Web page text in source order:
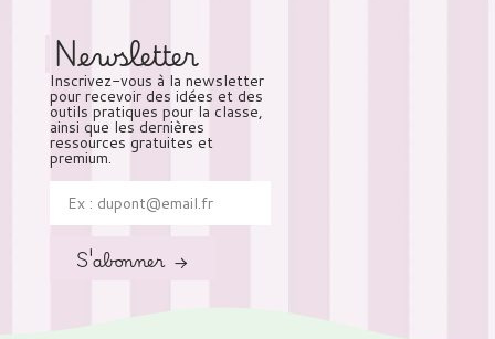
Newsletter
Inscrivez-vous à la newsletter
pour recevoir des idées et des
outils pratiques pour la classe,
ainsi que les dernières
ressources gratuites et
premium.
S'abonner →